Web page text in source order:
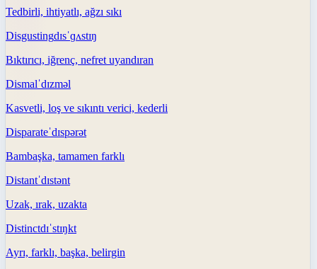
Tedbirli, ihtiyatlı, ağzı sıkı
Disgustingdɪsˈɡʌstɪŋ
Bıktırıcı, iğrenç, nefret uyandıran
Dismalˈdɪzməl
Kasvetli, loş ve sıkıntı verici, kederli
Disparateˈdɪspərət
Bambaşka, tamamen farklı
Distantˈdɪstənt
Uzak, ırak, uzakta
Distinctdɪˈstɪŋkt
Ayrı, farklı, başka, belirgin